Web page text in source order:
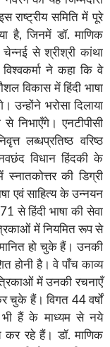
समिति में पूरे
है, जिनमें डॉ. माणिक
चेन्नई से श्रीश्री कांथा
ने कहा कि वे
विकास में हिंदी भाषा
भरोसा दिलाया
से निभाएँगे। एनटीपीसी
लब्धप्रतिष्ठ वरिष्ठ
विधान हिंदकी के
स्नातकोत्तर की डिग्री
एवं साहित्य के उन्नयन
से हिंदी भाषा की सेवा
में नियमित रूप से
हो चुके हैं। उनकी
होनी है। वे पाँच काव्य
में उनकी रचनाएँ
चुके हैं। विगत 44 वर्षों
हैं के माध्यम से नये
कर रहे हैं। डॉ. माणिक